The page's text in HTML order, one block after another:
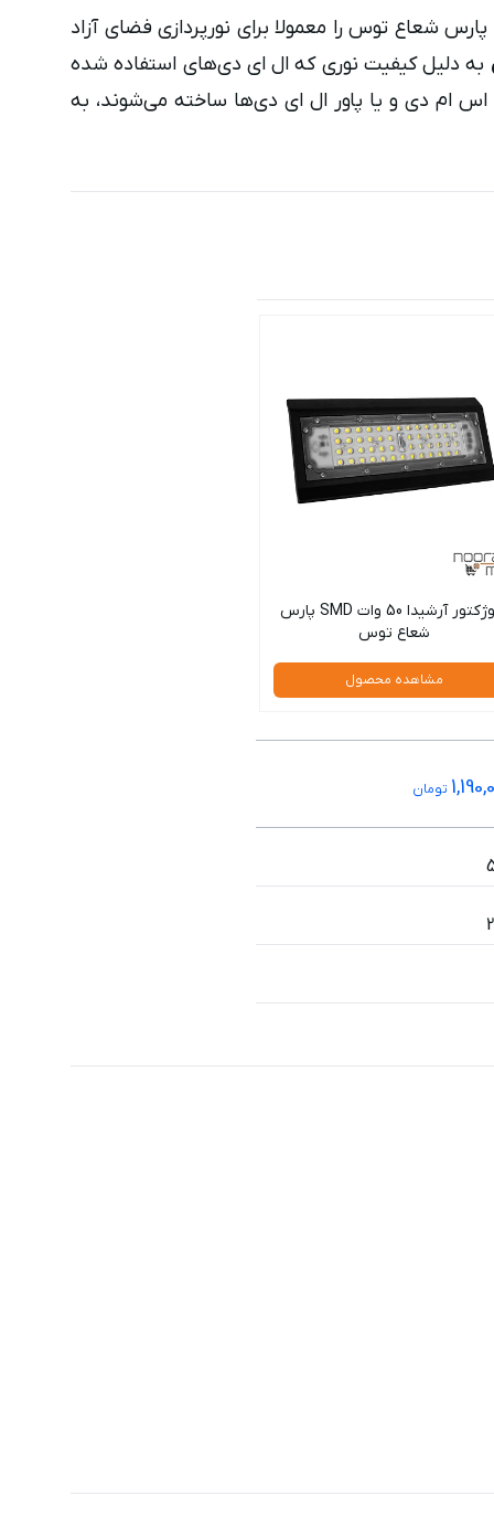
آرشیدا 80 وات پارس شعاع توس را معمولا برای نورپردازی فضای آزاد
به دلیل کیفیت نوری که ال ای دی‌های استفاده شده
ام دی و یا پاور ال ای دی‌ها ساخته می‌شوند، به
پروژکتور آرشیدا 50 وات SMD پارس
شعاع توس
مشاهده محصول
تومان